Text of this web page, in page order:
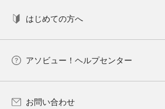
はじめての方へ
アソビュー！ヘルプセンター
お問い合わせ